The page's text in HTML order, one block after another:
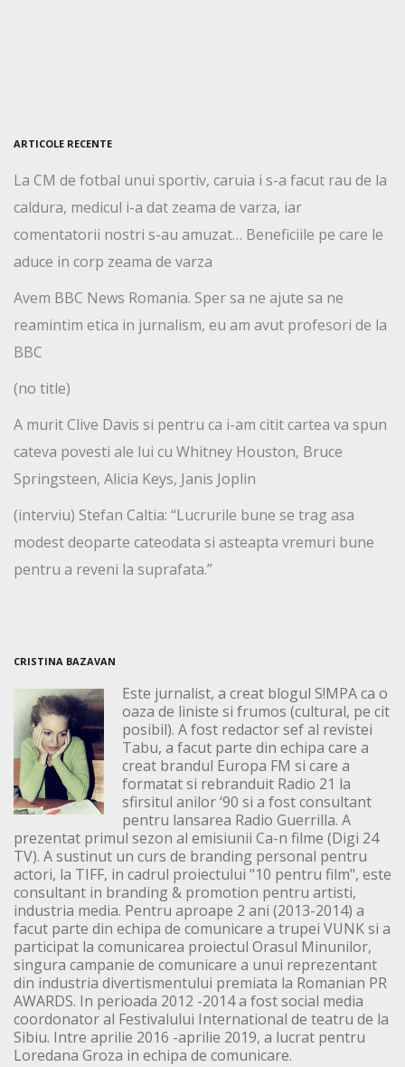
ARTICOLE RECENTE
La CM de fotbal unui sportiv, caruia i s-a facut rau de la
caldura, medicul i-a dat zeama de varza, iar
comentatorii nostri s-au amuzat… Beneficiile pe care le
aduce in corp zeama de varza
Avem BBC News Romania. Sper sa ne ajute sa ne
reamintim etica in jurnalism, eu am avut profesori de la
BBC
(no title)
A murit Clive Davis si pentru ca i-am citit cartea va spun
cateva povesti ale lui cu Whitney Houston, Bruce
Springsteen, Alicia Keys, Janis Joplin
(interviu) Stefan Caltia: “Lucrurile bune se trag asa
modest deoparte cateodata si asteapta vremuri bune
pentru a reveni la suprafata.”
CRISTINA BAZAVAN
Este jurnalist, a creat blogul S!MPA ca o
oaza de liniste si frumos (cultural, pe cit
posibil). A fost redactor sef al revistei
Tabu, a facut parte din echipa care a
creat brandul Europa FM si care a
formatat si rebranduit Radio 21 la
sfirsitul anilor ‘90 si a fost consultant
pentru lansarea Radio Guerrilla. A
prezentat primul sezon al emisiunii Ca-n filme (Digi 24
TV). A sustinut un curs de branding personal pentru
actori, la TIFF, in cadrul proiectului "10 pentru film", este
consultant in branding & promotion pentru artisti,
industria media. Pentru aproape 2 ani (2013-2014) a
facut parte din echipa de comunicare a trupei VUNK si a
participat la comunicarea proiectul Orasul Minunilor,
singura campanie de comunicare a unui reprezentant
din industria divertismentului premiata la Romanian PR
AWARDS. In perioada 2012 -2014 a fost social media
coordonator al Festivalului International de teatru de la
Sibiu. Intre aprilie 2016 -aprilie 2019, a lucrat pentru
Loredana Groza in echipa de comunicare.